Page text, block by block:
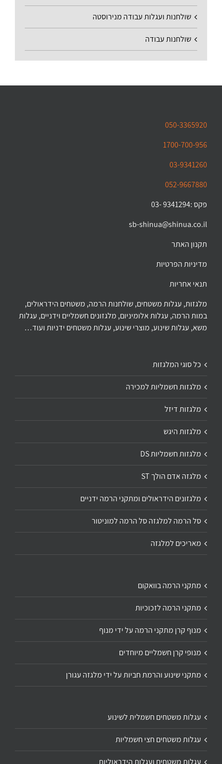
שולחנות ועגלות עבודה מנירוסטה
שולחנות עבודה
050-3365920
1700-700-956
03-9341260
052-9667880
פקס :9341294 -03
sb-shinua@shinua.co.il
תקנון האתר
מדיניות הפרטיות
תנאי אחריות
מלגזות, עגלות משטחים, שולחנות הרמה, משטחים הידראולים,
במות הרמה, עגלות אלומיניום, מלגזונים חשמליים וידניים, עגלות
משא, עגלות שינוע, מוצרי שינוע, עגלות משטחים ידניות ועוד…
כל סוגי המלגזות
מלגזות חשמליות למכירה
מלגזות דיזל
מלגזות היגש
מלגזות חשמליות DS
מלגזה אדם הולך ST
מלגזונים הידראולים ומתקני הרמה ידניים
סל הרמה למלגזה סל הרמה למוניטור
מאריכים למלגזה
מתקני הרמה בוואקום
מתקני הרמה לזכוכיות
מנוף קרן מתקני הרמה על ידי מנוף
מנופי קרן חשמליים מיוחדים
מתקני שינוע והרמת חביות על ידי מלגזה עגורן
עגלות משטחים חשמלית לשינוע
עגלות משטחים חצי חשמליות
עגלות משטחים ועגלות הידראוליות